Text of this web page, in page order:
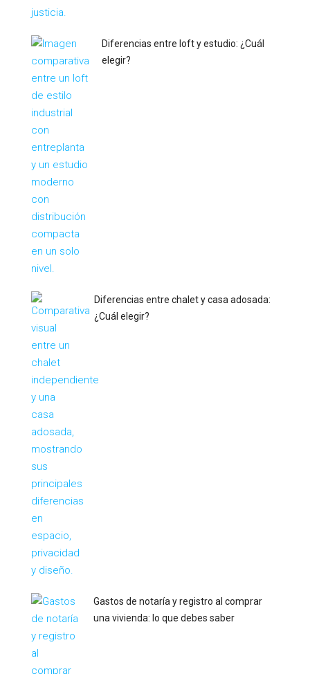
Diferencias entre loft y estudio: ¿Cuál
elegir?
Diferencias entre chalet y casa adosada:
¿Cuál elegir?
Gastos de notaría y registro al comprar
una vivienda: lo que debes saber